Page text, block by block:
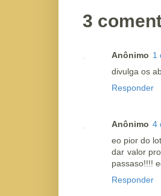
3
Anônimo 1
divulga os
Responder
Anônimo 4
eo pior do
dar valor
passaso!!!!
Responder